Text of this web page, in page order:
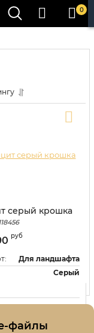
0
серый крошка
руб
Для ландшафта
Серый
файлы